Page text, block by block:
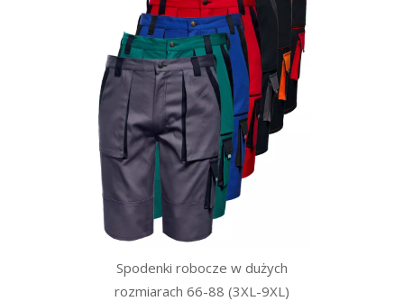
Spodenki robocze w dużych
rozmiarach 66-88 (3XL-9XL)